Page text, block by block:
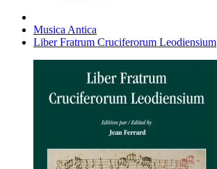
Musica Antica
Liber Fratrum Cruciferorum Leodiensium